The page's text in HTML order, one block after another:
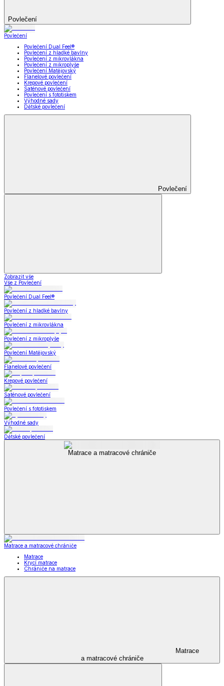
Povlečení
Povlečení
Povlečení Dual Feel®
Povlečení z hladké bavlny
Povlečení z mikrovlákna
Povlečení z mikroplyše
Povlečení Matějovský
Flanelové povlečení
Krepové povlečení
Saténové povlečení
Povlečení s fototiskem
Výhodné sady
Dětské povlečení
Povlečení
Zobrazit vše
Vše z Povlečení
Povlečení Dual Feel®
Povlečení z hladké bavlny
Povlečení z mikrovlákna
Povlečení z mikroplyše
Povlečení Matějovský
Flanelové povlečení
Krepové povlečení
Saténové povlečení
Povlečení s fototiskem
Výhodné sady
Dětské povlečení
Matrace a matracové chrániče
Matrace a matracové chrániče
Matrace
Krycí matrace
Chrániče na matrace
Matrace
a matracové chrániče